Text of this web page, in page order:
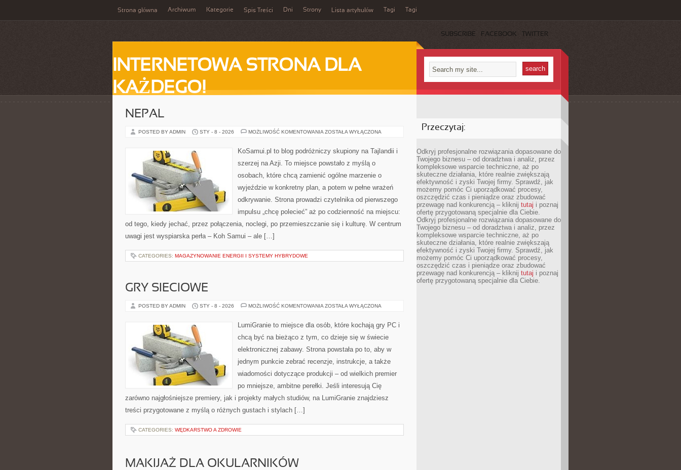
Strona główna Archiwum Kategorie Spis Treści Dni Strony Lista artykułów Tagi Tagi
SUBSCRIBE FACEBOOK TWITTER
INTERNETOWA STRONA DLA
KAŻDEGO!
NEPAL
POSTED BY ADMIN STY - 8 - 2026 MOŻLIWOŚĆ KOMENTOWANIA NEPAL
ZOSTAŁA WYŁĄCZONA
KoSamui.pl to blog podróżniczy skupiony na Tajlandii i
szerzej na Azji. To miejsce powstało z myślą o
osobach, które chcą zamienić ogólne marzenie o
wyjeździe w konkretny plan, a potem w pełne wrażeń
odkrywanie. Strona prowadzi czytelnika od pierwszego
impulsu „chcę polecieć” aż po codzienność na miejscu:
od tego, kiedy jechać, przez połączenia, noclegi, po przemieszczanie się i kulturę. W centrum
uwagi jest wyspiarska perła – Koh Samui – ale […]
CATEGORIES: MAGAZYNOWANIE ENERGII I SYSTEMY HYBRYDOWE
GRY SIECIOWE
POSTED BY ADMIN STY - 8 - 2026 MOŻLIWOŚĆ KOMENTOWANIA GRY
ZOSTAŁA WYŁĄCZONA
LumiGranie to miejsce dla osób, które kochają gry PC i
chcą być na bieżąco z tym, co dzieje się w świecie
elektronicznej zabawy. Strona powstała po to, aby w
jednym punkcie zebrać recenzje, instrukcje, a także
wiadomości dotyczące produkcji – od wielkich premier
po mniejsze, ambitne perełki. Jeśli interesują Cię
zarówno najgłośniejsze premiery, jak i projekty małych studiów, na LumiGranie znajdziesz
treści przygotowane z myślą o różnych gustach i stylach […]
CATEGORIES: WĘDKARSTWO A ZDROWIE
MAKIJAŻ DLA OKULARNIKÓW
Przeczytaj:
Odkryj profesjonalne rozwiązania dopasowane do
Twojego biznesu – od doradztwa i analiz, przez
kompleksowe wsparcie techniczne, aż po
skuteczne działania, które realnie zwiększają
efektywność i zyski Twojej firmy. Sprawdź, jak
możemy pomóc Ci uporządkować procesy,
oszczędzić czas i pieniądze oraz zbudować
przewagę nad konkurencją – kliknij tutaj i poznaj
ofertę przygotowaną specjalnie dla Ciebie.
Odkryj profesjonalne rozwiązania dopasowane do
Twojego biznesu – od doradztwa i analiz, przez
kompleksowe wsparcie techniczne, aż po
skuteczne działania, które realnie zwiększają
efektywność i zyski Twojej firmy. Sprawdź, jak
możemy pomóc Ci uporządkować procesy,
oszczędzić czas i pieniądze oraz zbudować
przewagę nad konkurencją – kliknij tutaj i poznaj
ofertę przygotowaną specjalnie dla Ciebie.